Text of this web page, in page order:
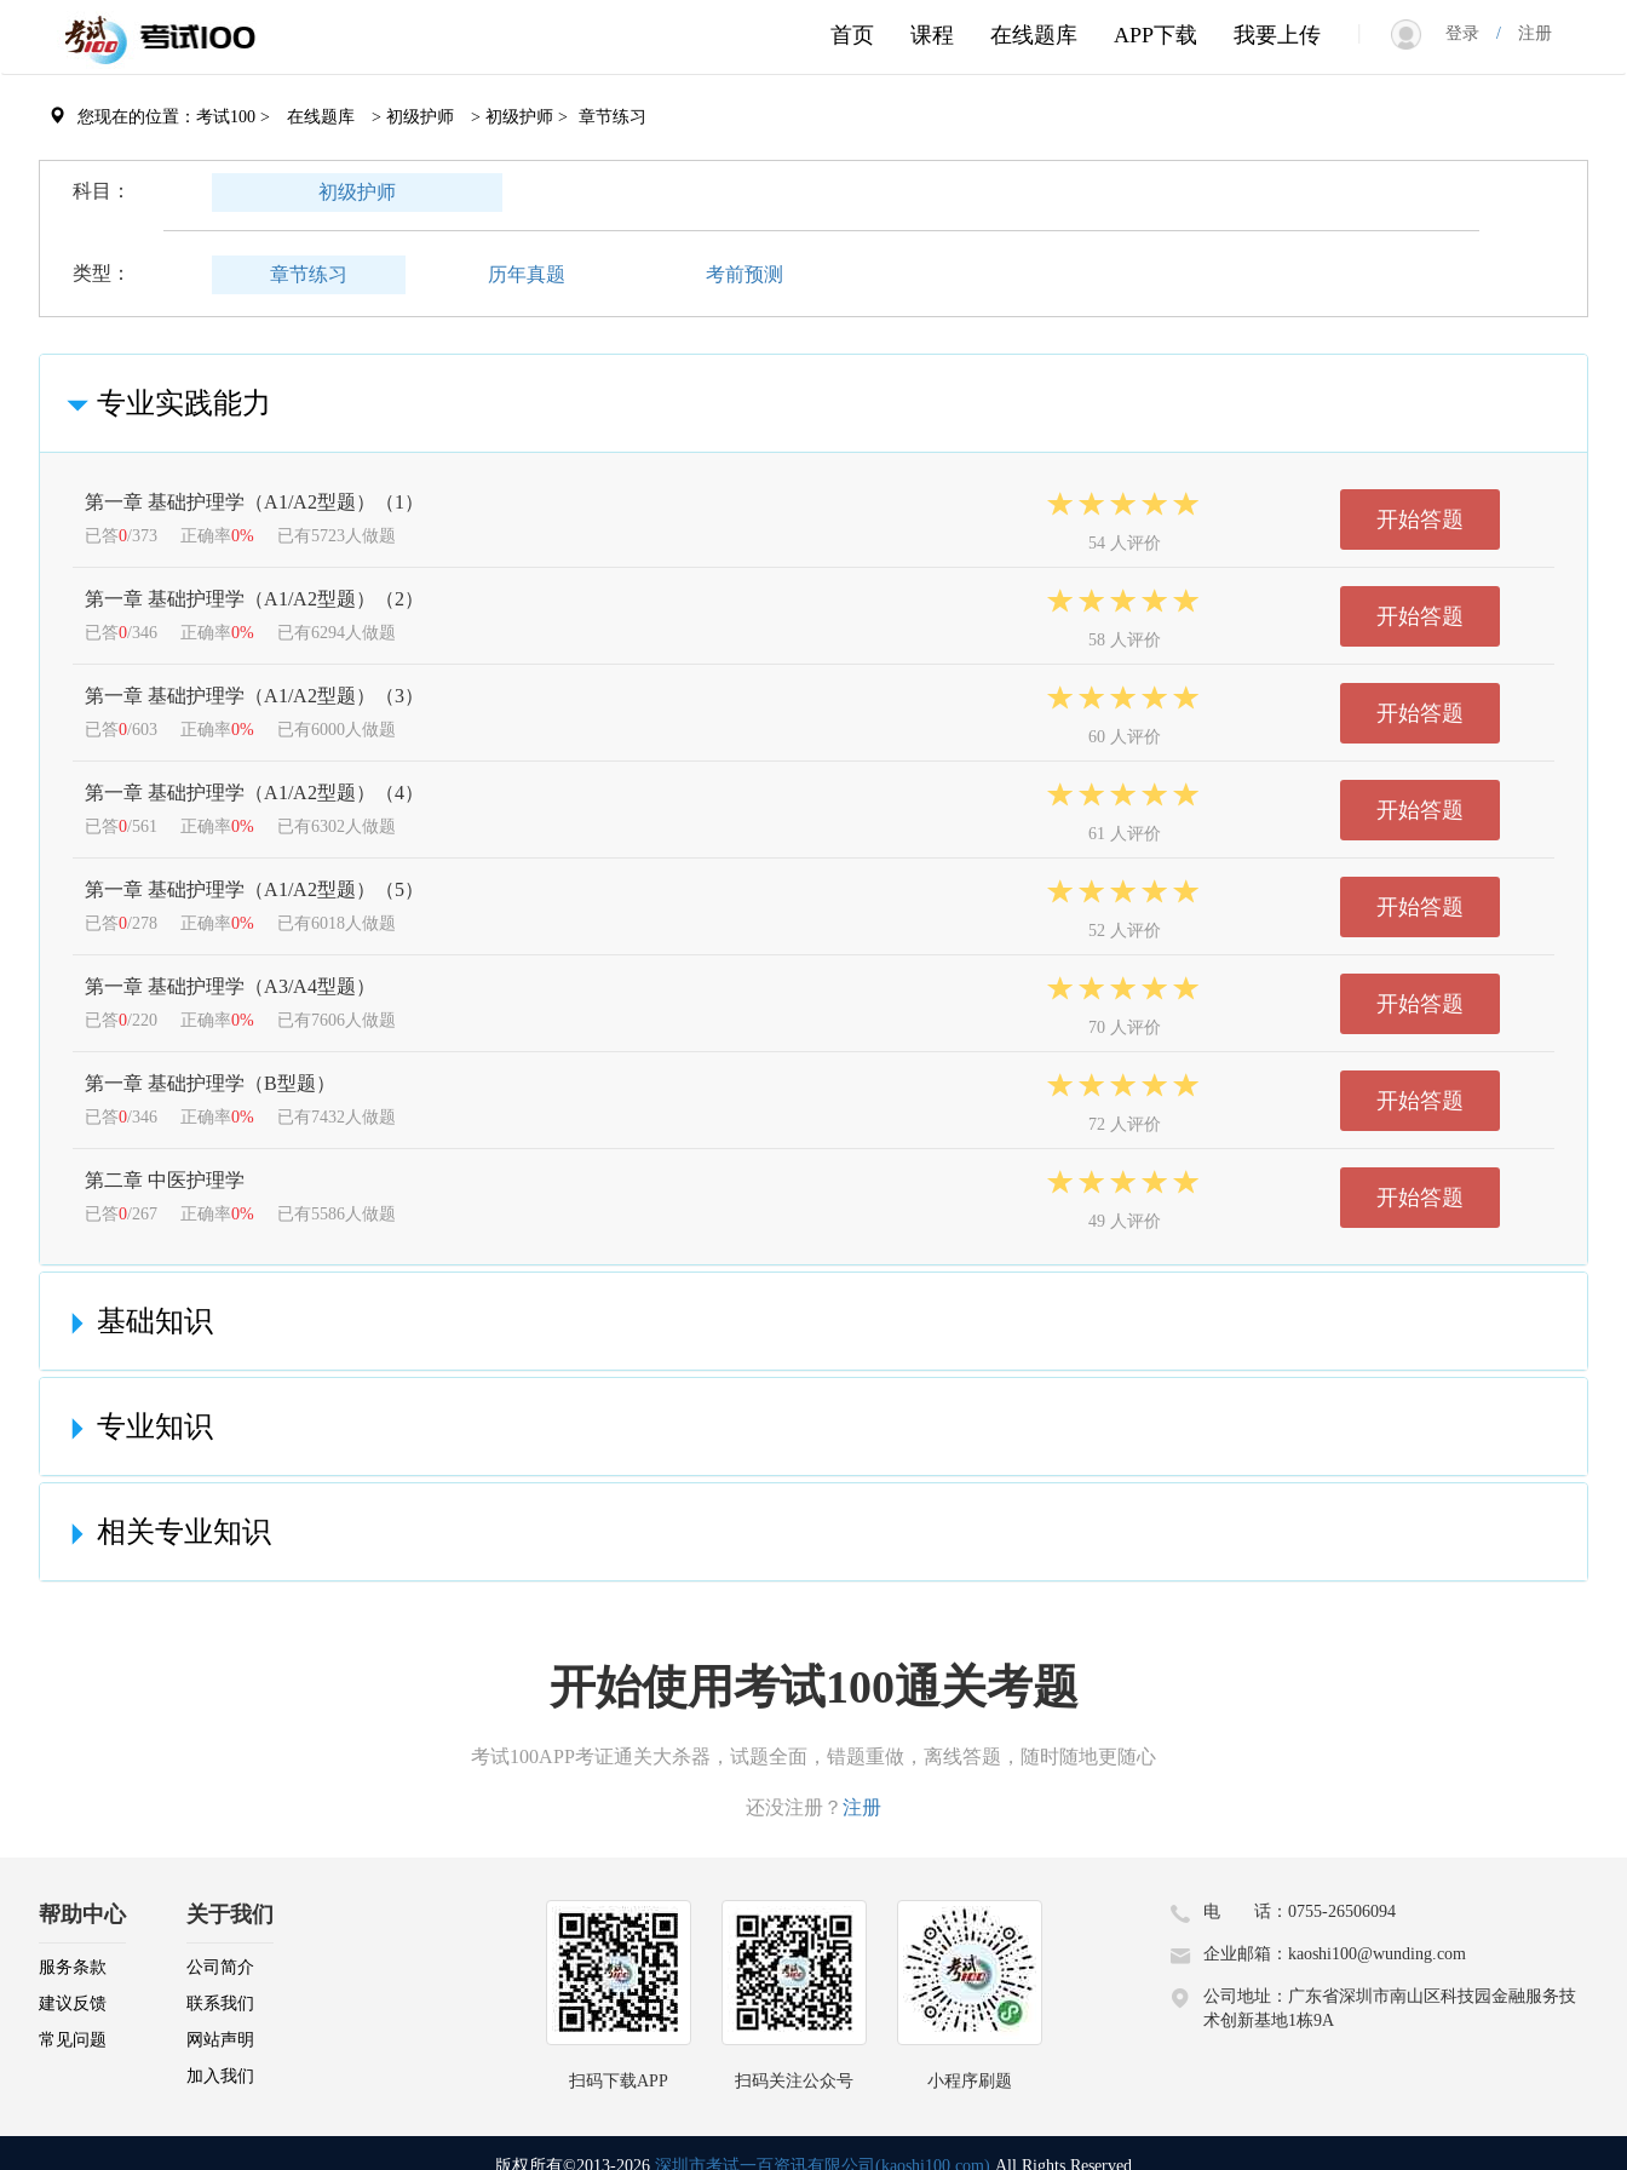
登录 / 注册
我要上传
APP下载
在线题库
课程
首页
您现在的位置：考试100 > 在线题库 > 初级护师 > 初级护师 > 章节练习
科目： 初级护师
类型： 章节练习 历年真题 考前预测
专业实践能力
第一章 基础护理学（A1/A2型题）（1）
已答0/373 正确率0% 已有5723人做题 54 人评价
开始答题
第一章 基础护理学（A1/A2型题）（2）
已答0/346 正确率0% 已有6294人做题 58 人评价
开始答题
第一章 基础护理学（A1/A2型题）（3）
已答0/603 正确率0% 已有6000人做题 60 人评价
开始答题
第一章 基础护理学（A1/A2型题）（4）
已答0/561 正确率0% 已有6302人做题 61 人评价
开始答题
第一章 基础护理学（A1/A2型题）（5）
已答0/278 正确率0% 已有6018人做题 52 人评价
开始答题
第一章 基础护理学（A3/A4型题）
已答0/220 正确率0% 已有7606人做题 70 人评价
开始答题
第一章 基础护理学（B型题）
已答0/346 正确率0% 已有7432人做题 72 人评价
开始答题
第二章 中医护理学
已答0/267 正确率0% 已有5586人做题 49 人评价
开始答题
基础知识
专业知识
相关专业知识
开始使用考试100通关考题
考试100APP考证通关大杀器，试题全面，错题重做，离线答题，随时随地更随心
还没注册？ 注册
帮助中心
服务条款
建议反馈
常见问题
关于我们
公司简介
联系我们
网站声明
加入我们
扫码下载APP 扫码关注公众号 小程序刷题
电 话：0755-26506094
企业邮箱：kaoshi100@wunding.com
公司地址：广东省深圳市南山区科技园金融服务技
术创新基地1栋9A
版权所有©2013-2026 深圳市考试一百资讯有限公司(kaoshi100.com) All Rights Reserved